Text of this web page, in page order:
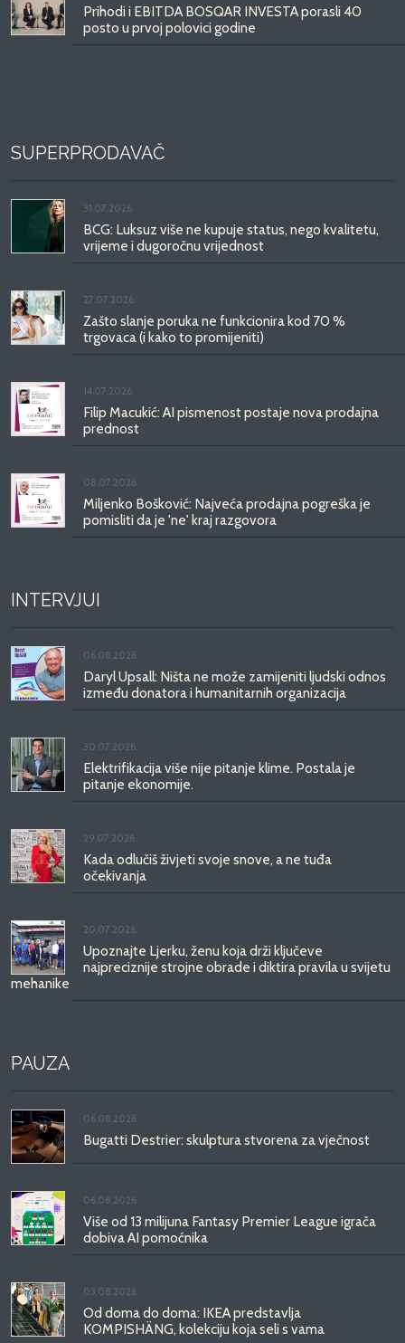
Prihodi i EBITDA BOSQAR INVESTA porasli 40
posto u prvoj polovici godine
SUPERPRODAVAČ
31.07.2026.
BCG: Luksuz više ne kupuje status, nego kvalitetu,
vrijeme i dugoročnu vrijednost
27.07.2026.
Zašto slanje poruka ne funkcionira kod 70 %
trgovaca (i kako to promijeniti)
14.07.2026.
Filip Macukić: AI pismenost postaje nova prodajna
prednost
08.07.2026.
Miljenko Bošković: Najveća prodajna pogreška je
pomisliti da je 'ne' kraj razgovora
INTERVJUI
06.08.2026.
Daryl Upsall: Ništa ne može zamijeniti ljudski odnos
između donatora i humanitarnih organizacija
30.07.2026.
Elektrifikacija više nije pitanje klime. Postala je
pitanje ekonomije.
29.07.2026.
Kada odlučiš živjeti svoje snove, a ne tuđa
očekivanja
20.07.2026.
Upoznajte Ljerku, ženu koja drži ključeve
najpreciznije strojne obrade i diktira pravila u svijetu
mehanike
PAUZA
06.08.2026.
Bugatti Destrier: skulptura stvorena za vječnost
06.08.2026.
Više od 13 milijuna Fantasy Premier League igrača
dobiva AI pomoćnika
03.08.2026.
Od doma do doma: IKEA predstavlja
KOMPISHÄNG, kolekciju koja seli s vama